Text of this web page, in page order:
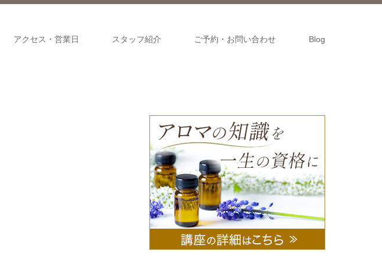
アクセス・営業日 スタッフ紹介 ご予約・お問い合わせ Blog